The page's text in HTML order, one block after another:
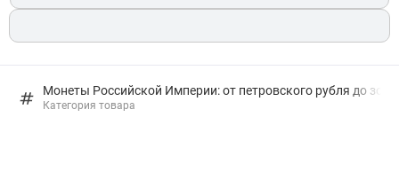
Монеты Российской Империи: от петровского рубля до
Категория товара